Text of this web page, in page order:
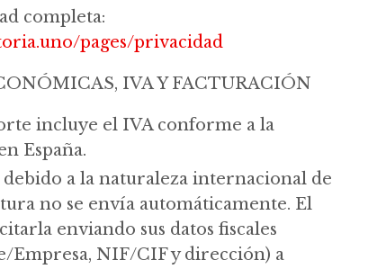
completa:
pages/privacidad
IVA Y FACTURACIÓN
incluye el IVA conforme a la
España.
a la naturaleza internacional de
no se envía automáticamente. El
enviando sus datos fiscales
Empresa, NIF/CIF y dirección) a